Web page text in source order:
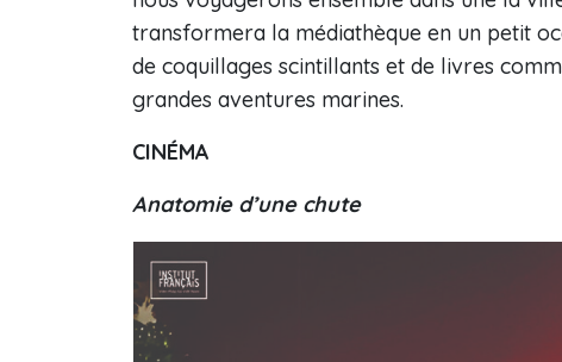
transformera la médiathèque en un petit
de coquillages scintillants et de livres
grandes aventures marines.
CINÉMA
Anatomie d’une chute